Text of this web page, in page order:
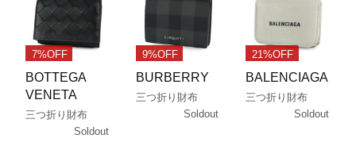
7%OFF
BOTTEGA
VENETA
三つ折り財布
Soldout
9%OFF
BURBERRY
三つ折り財布
Soldout
21%OFF
BALENCIAGA
三つ折り財布
Soldout